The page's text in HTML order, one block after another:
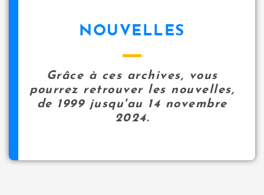
NOUVELLES
Grâce à ces archives, vous
pourrez retrouver les nouvelles,
de 1999 jusqu'au 14 novembre
2024.